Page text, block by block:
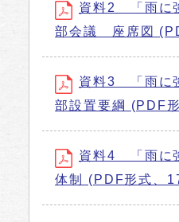
資料2 「雨に
部会議 座席図
資料3 「雨に
部設置要綱 (PDF
資料4 「雨に
体制 (PDF形式、